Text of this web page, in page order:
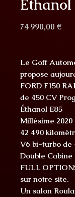
Éthanol
74 990,00 €Prix
Le Goff
propose
FORD F150
de 450 CV
Éthanol E85
Millésime 2020
42 490
V6 bi-turbo de
Double Cabine
FULL
sur notre site.
Un salon